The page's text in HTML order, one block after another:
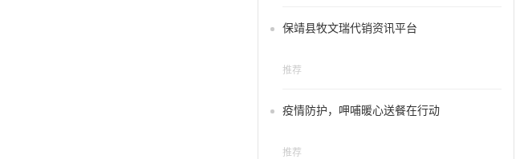
保靖县牧文瑞代销资讯平台
推荐
疫情防护，呷哺暖心送餐在行动
推荐